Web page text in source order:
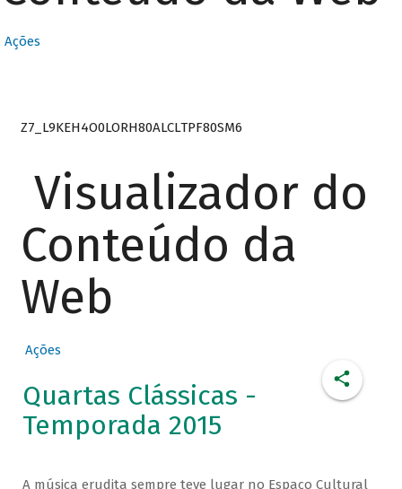
Ações
Z7_L9KEH4O0LORH80ALCLTPF80SM6
Visualizador do
Conteúdo da
Web
Ações
Quartas Clássicas -
Temporada 2015
A música erudita sempre teve lugar no Espaço Cultural